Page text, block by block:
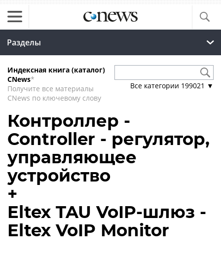
Разделы
Индексная книга (каталог)
CNews*
Получите все материалы
CNews по ключевому слову
Все категории 199021 ▼
Контроллер -
Controller - регулятор,
управляющее
устройство
+
Eltex TAU VoIP-шлюз -
Eltex VoIP Monitor